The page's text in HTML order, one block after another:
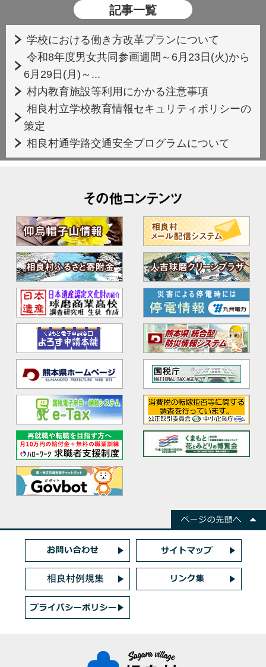
記事一覧
学校における働き方改革プランについて
令和8年度男女共同参画週間～6月23日(火)から
6月29日(月)～...
村内教育施設等利用にかかる注意事項
相良村立学校教育情報セキュリティポリシーの
策定
相良村通学路交通安全プログラムについて